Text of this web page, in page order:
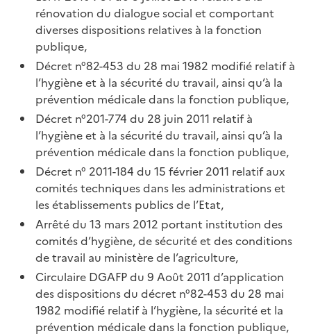
rénovation du dialogue social et comportant
diverses dispositions relatives à la fonction
publique,
Décret n°82-453 du 28 mai 1982 modifié relatif à
l’hygiène et à la sécurité du travail, ainsi qu’à la
prévention médicale dans la fonction publique,
Décret n°201-774 du 28 juin 2011 relatif à
l’hygiène et à la sécurité du travail, ainsi qu’à la
prévention médicale dans la fonction publique,
Décret n° 2011-184 du 15 février 2011 relatif aux
comités techniques dans les administrations et
les établissements publics de l’Etat,
Arrêté du 13 mars 2012 portant institution des
comités d’hygiène, de sécurité et des conditions
de travail au ministère de l’agriculture,
Circulaire DGAFP du 9 Août 2011 d’application
des dispositions du décret n°82-453 du 28 mai
1982 modifié relatif à l’hygiène, la sécurité et la
prévention médicale dans la fonction publique,